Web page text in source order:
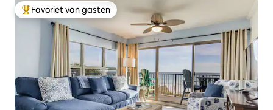
Topfavoriet van gasten
Favoriet van gasten